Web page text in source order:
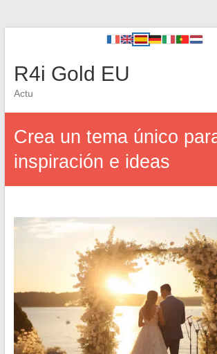
R4i Gold EU
Actu
Crea un tema único
inspiración e ideas